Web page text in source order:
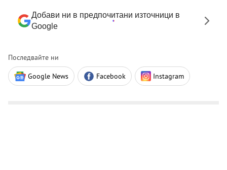
Добави ни в предпочитани източници в
Google
Последвайте ни
Google News Facebook Instagram